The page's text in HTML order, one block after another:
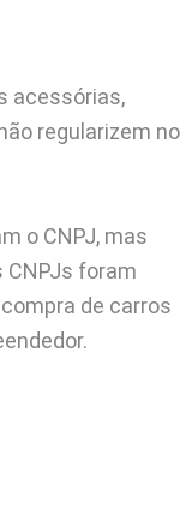
acessórias,
regularizem no
o CNPJ, mas
CNPJs foram
de carros